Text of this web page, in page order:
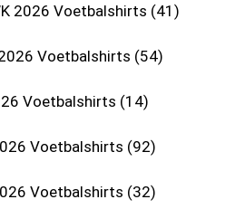
2026 Voetbalshirts 41
Voetbalshirts 54
Voetbalshirts 14
Voetbalshirts 92
Voetbalshirts 32